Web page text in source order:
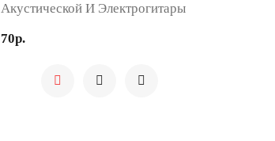
Акустической И Электрогитары
70р.